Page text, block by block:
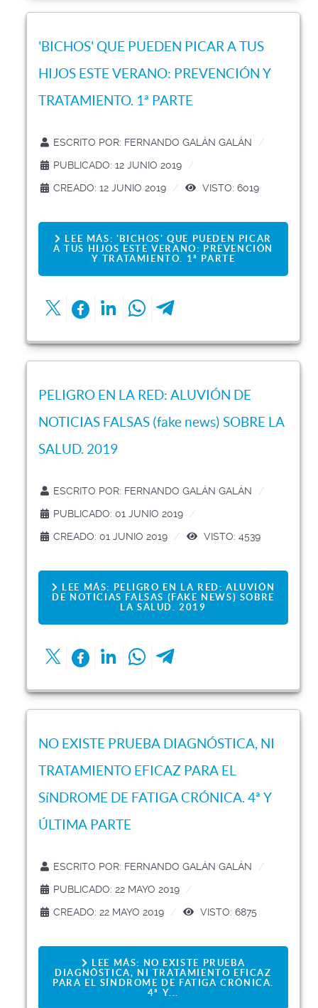
'BICHOS' QUE PUEDEN PICAR A TUS
HIJOS ESTE VERANO: PREVENCIÓN Y
TRATAMIENTO. 1ª PARTE
ESCRITO POR: FERNANDO GALÁN GALÁN
PUBLICADO: 12 JUNIO 2019
CREADO: 12 JUNIO 2019
VISTO: 6019
LEE MÁS: 'BICHOS' QUE PUEDEN PICAR
A TUS HIJOS ESTE VERANO: PREVENCIÓN
Y TRATAMIENTO. 1ª PARTE
PELIGRO EN LA RED: ALUVIÓN DE
NOTICIAS FALSAS (fake news) SOBRE LA
SALUD. 2019
ESCRITO POR: FERNANDO GALÁN GALÁN
PUBLICADO: 01 JUNIO 2019
CREADO: 01 JUNIO 2019
VISTO: 4539
LEE MÁS: PELIGRO EN LA RED: ALUVIÓN
DE NOTICIAS FALSAS (FAKE NEWS) SOBRE
LA SALUD. 2019
NO EXISTE PRUEBA DIAGNÓSTICA, NI
TRATAMIENTO EFICAZ PARA EL
SíNDROME DE FATIGA CRÓNICA. 4ª Y
ÚLTIMA PARTE
ESCRITO POR: FERNANDO GALÁN GALÁN
PUBLICADO: 22 MAYO 2019
CREADO: 22 MAYO 2019
VISTO: 6875
LEE MÁS: NO EXISTE PRUEBA
DIAGNÓSTICA, NI TRATAMIENTO EFICAZ
PARA EL SÍNDROME DE FATIGA CRÓNICA.
4ª Y...